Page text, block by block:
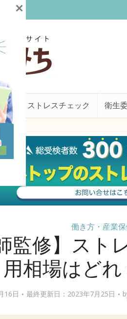
健 ストレスチェック 衛生
働き方・産業
監修】スト
用相場はどれ
16日 最終更新日：2023年7月25日
×